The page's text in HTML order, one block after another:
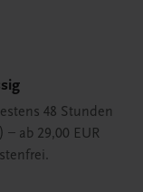
48 Stunden
ab 29,00 EUR